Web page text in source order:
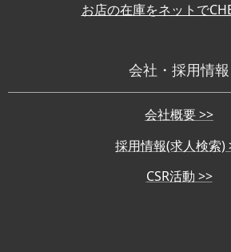
お店の在庫をネットで
会社・採用情報
会社概要 >>
採用情報(求人検索)
CSR活動 >>